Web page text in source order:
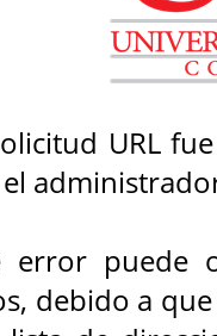
URL
error puede
debido a